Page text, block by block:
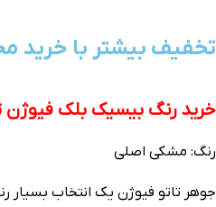
تخفیف بیشتر با خرید
خرید رنگ بیسیک بلک فیوژن
رنگ: مشکی اصلی
جوهر تاتو فیوژن یک انتخاب بسیار